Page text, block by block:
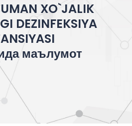
XO`JALIK
DEZINFEKSIYA
маълумот